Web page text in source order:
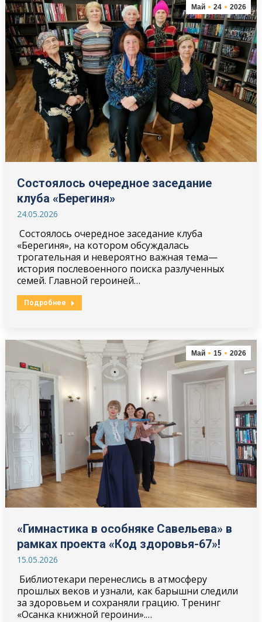
Май 24 2026
Cостоялось очередное заседание
клуба «Берегиня»
24.05.2026
Cостоялось очередное заседание клуба
«Берегиня», на котором обсуждалась
трогательная и невероятно важная тема—
история послевоенного поиска разлученных
семей. Главной героиней…
Подробнее
Май 15 2026
«Гимнастика в особняке Савельева» в
рамках проекта «Код здоровья-67»!
15.05.2026
Библиотекари перенеслись в атмосферу
прошлых веков и узнали, как барышни следили
за здоровьем и сохраняли грацию. Тренинг
«Осанка книжной героини».…